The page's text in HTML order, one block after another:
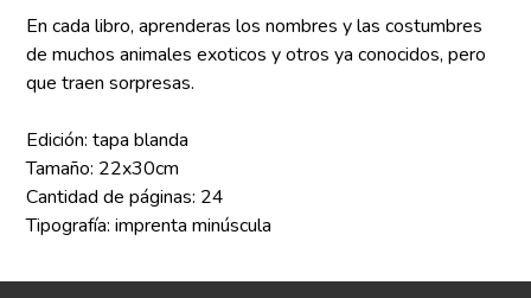
En cada libro, aprenderas los nombres y las costumbres
de muchos animales exoticos y otros ya conocidos, pero
que traen sorpresas.
Edición: tapa blanda
Tamaño: 22x30cm
Cantidad de páginas: 24
Tipografía: imprenta minúscula